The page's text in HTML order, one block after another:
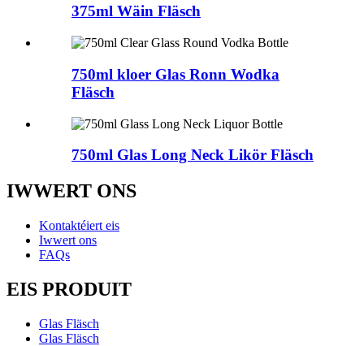
375ml Wäin Fläsch
750ml kloer Glas Ronn Wodka
Fläsch
750ml Glas Long Neck Likör Fläsch
IWWERT ONS
Kontaktéiert eis
Iwwert ons
FAQs
EIS PRODUIT
Glas Fläsch
Glas Fläsch